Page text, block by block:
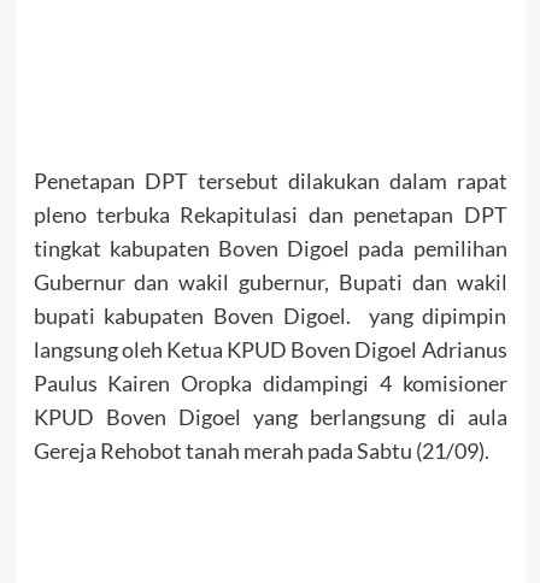
Penetapan DPT tersebut dilakukan dalam rapat
pleno terbuka Rekapitulasi dan penetapan DPT
tingkat kabupaten Boven Digoel pada pemilihan
Gubernur dan wakil gubernur, Bupati dan wakil
bupati kabupaten Boven Digoel. yang dipimpin
langsung oleh Ketua KPUD Boven Digoel Adrianus
Paulus Kairen Oropka didampingi 4 komisioner
KPUD Boven Digoel yang berlangsung di aula
Gereja Rehobot tanah merah pada Sabtu (21/09).